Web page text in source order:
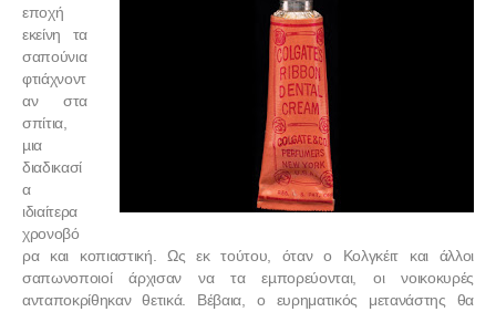
εποχή
εκείνη τα
σαπούνια
φτιάχνοντ
αν στα
σπίτια,
µια
διαδικασί
α
ιδιαίτερα
χρονοβό
ρα και κοπιαστική. Ως εκ τούτου, όταν ο Κολγκέιτ και άλλοι
σαπωνοποιοί άρχισαν να τα εµπορεύονται, οι νοικοκυρές
ανταποκρίθηκαν θετικά. Βέβαια, ο ευρηματικός μετανάστης θα